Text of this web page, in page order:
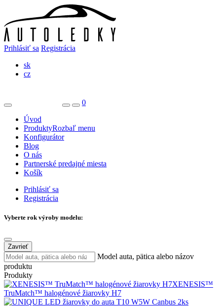
Prihlásiť sa Registrácia
sk
cz
0
Úvod
ProduktyRozbaľ menu
Konfigurátor
Blog
O nás
Partnerské predajné miesta
Košík
Prihlásiť sa
Registrácia
Vyberte rok výroby modelu:
Zavrieť
Model auta, pätica alebo názov
produktu
Produkty
XENESIS™
TruMatch™ halogénové žiarovky H7